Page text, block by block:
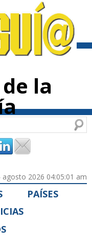
la
agosto 2026 04:05:01 am
PAÍSES